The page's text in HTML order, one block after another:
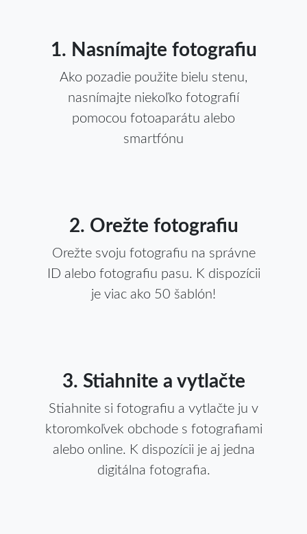
1. Nasnímajte fotografiu
Ako pozadie použite bielu stenu,
nasnímajte niekoľko fotografií
pomocou fotoaparátu alebo
smartfónu
2. Orežte fotografiu
Orežte svoju fotografiu na správne
ID alebo fotografiu pasu. K dispozícii
je viac ako 50 šablón!
3. Stiahnite a vytlačte
Stiahnite si fotografiu a vytlačte ju v
ktoromkoľvek obchode s fotografiami
alebo online. K dispozícii je aj jedna
digitálna fotografia.